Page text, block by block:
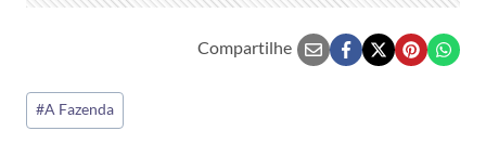
Compartilhe
Tags
do
#A Fazenda